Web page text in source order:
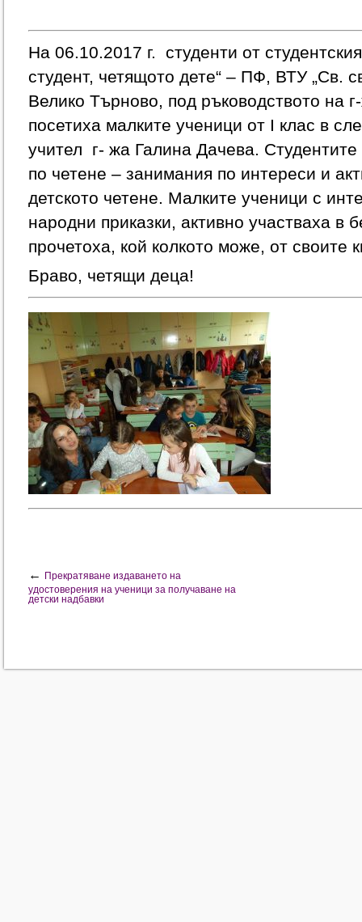
На 06.10.2017 г. студенти от
студент, четящото дете“ – ПФ, ВТУ „Св.
Велико Търново, под ръководството на
посетиха малките ученици от I клас в
учител г- жа Галина Дачева.
по четене – занимания по интереси и
детското четене. Малките ученици с
народни приказки, активно участваха в
прочетоха, кой колкото може, от своите
Браво, четящи деца!
←
Прекратяване издаването на
удостоверения на ученици за получаване на
детски надбавки